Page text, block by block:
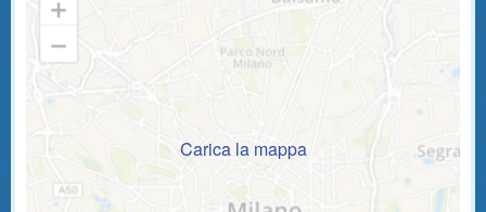
Carica la mappa